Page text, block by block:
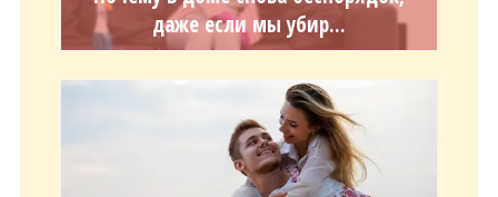
даже если мы убир...